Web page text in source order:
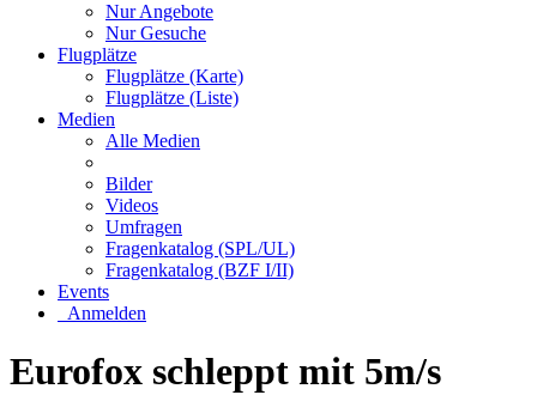
Nur Angebote
Nur Gesuche
Flugplätze
Flugplätze (Karte)
Flugplätze (Liste)
Medien
Alle Medien
Bilder
Videos
Umfragen
Fragenkatalog (SPL/UL)
Fragenkatalog (BZF I/II)
Events
Anmelden
Eurofox schleppt mit 5m/s